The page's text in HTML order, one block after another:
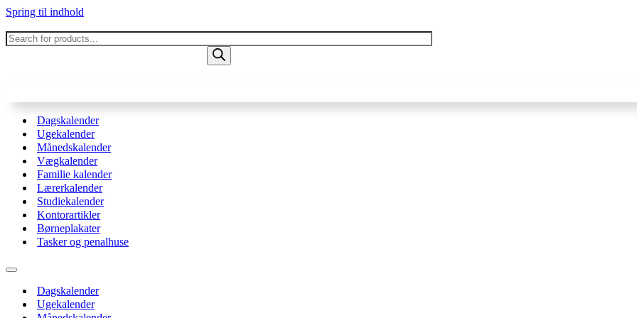
Spring til indhold
Products
search
Dagskalender
Ugekalender
Månedskalender
Vægkalender
Familie kalender
Lærerkalender
Studiekalender
Kontorartikler
Børneplakater
Tasker og penalhuse
Navigation
Dagskalender
Ugekalender